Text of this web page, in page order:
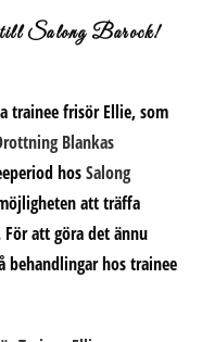
till Salong Barock!
trainee frisör Ellie, som
Blankas
hosSalong
att träffa
att göra det ännu
behandlingar hos trainee